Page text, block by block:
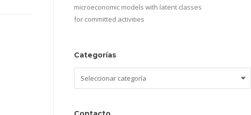
microeconomic models with latent classes
for committed activities
Categorías